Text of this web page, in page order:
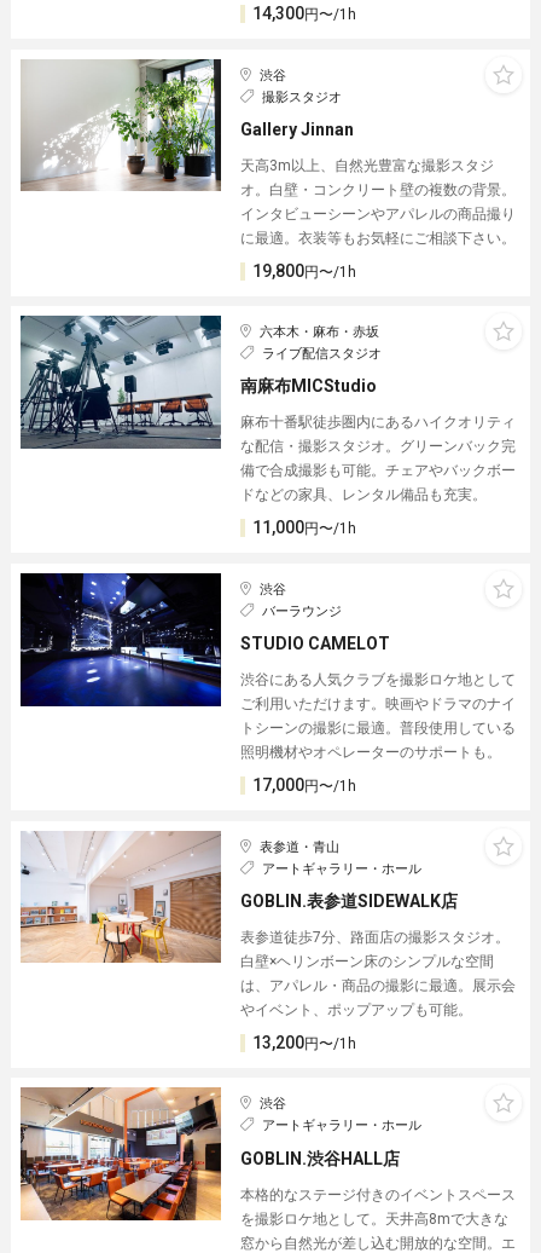
14,300円〜/1h
渋谷
撮影スタジオ
Gallery Jinnan
天高3m以上、自然光豊富な撮影スタジ
オ。白壁・コンクリート壁の複数の背景。
インタビューシーンやアパレルの商品撮り
に最適。衣装等もお気軽にご相談下さい。
19,800円〜/1h
六本木・麻布・赤坂
ライブ配信スタジオ
南麻布MICStudio
麻布十番駅徒歩圏内にあるハイクオリティ
な配信・撮影スタジオ。グリーンバック完
備で合成撮影も可能。チェアやバックボー
ドなどの家具、レンタル備品も充実。
11,000円〜/1h
渋谷
バーラウンジ
STUDIO CAMELOT
渋谷にある人気クラブを撮影ロケ地として
ご利用いただけます。映画やドラマのナイ
トシーンの撮影に最適。普段使用している
照明機材やオペレーターのサポートも。
17,000円〜/1h
表参道・青山
アートギャラリー・ホール
GOBLIN.表参道SIDEWALK店
表参道徒歩7分、路面店の撮影スタジオ。
白壁×ヘリンボーン床のシンプルな空間
は、アパレル・商品の撮影に最適。展示会
やイベント、ポップアップも可能。
13,200円〜/1h
渋谷
アートギャラリー・ホール
GOBLIN.渋谷HALL店
本格的なステージ付きのイベントスペース
を撮影ロケ地として。天井高8mで大きな
窓から自然光が差し込む開放的な空間。エ